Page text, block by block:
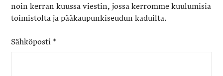
noin kerran kuussa viestin, jossa kerromme kuulumisia
toimistolta ja pääkaupunkiseudun kaduilta.
Sähköposti *